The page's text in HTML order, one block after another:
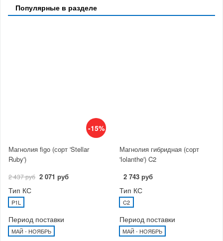
Популярные в разделе
-15%
Магнолия figo (сорт 'Stellar
Ruby')
2 437 руб 2 071 руб
Тип КС
P1L
Период поставки
МАЙ - НОЯБРЬ
Магнолия гибридная (сорт
'Iolanthe') C2
2 743 руб
Тип КС
C2
Период поставки
МАЙ - НОЯБРЬ